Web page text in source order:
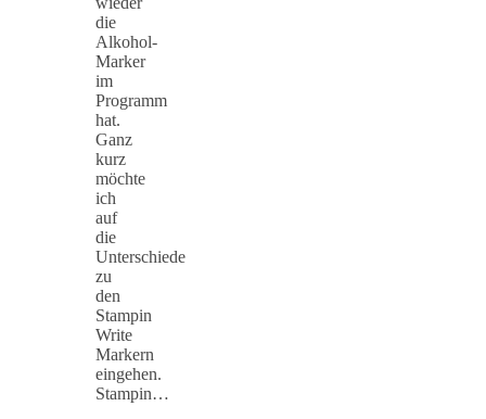
die
Alkohol-
Marker
im
Programm
hat.
Ganz
kurz
möchte
ich
auf
die
Unterschiede
zu
den
Stampin
Write
Markern
eingehen.
Stampin…